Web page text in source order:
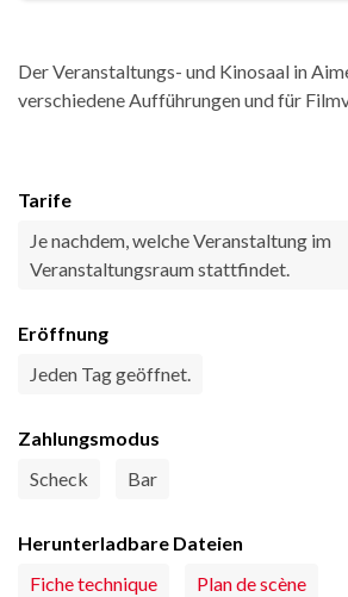
Der Veranstaltungs- und Kinosaal in
verschiedene Aufführungen und für
Tarife
Je nachdem, welche Veranstaltung im
Veranstaltungsraum stattfindet.
Eröffnung
Jeden Tag geöffnet.
Zahlungsmodus
Scheck
Bar
Herunterladbare Dateien
Fiche technique
Plan de scène